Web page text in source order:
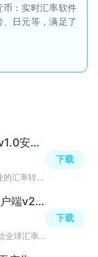
：实时汇率软件
日元等，满足了
全球汇率转换查询app最新版v1.0安卓版
全球汇率转换查询app最新版是一款专业的汇率转换应用，支持人民币，美元，欧元，日元，英镑等等全球主流的货
下载
全球汇率换算计算器手机版客户端v2.8.1谷歌版
全球汇率换算计算器手机版客户端是一款全球汇率货币手机计算器软件，能实现超过162种货币相互转换、黄金白银
下载